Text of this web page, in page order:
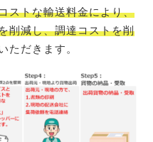
ストな輸送料金により、
削減し、調達コストを削
ただきます。